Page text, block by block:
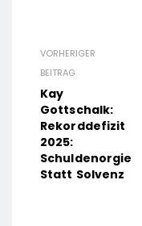
VORHERIGER
BEITRAG
Kay
Gottschalk:
Rekorddefizit
2025:
Schuldenorgie
Statt Solvenz